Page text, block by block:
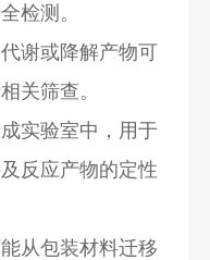
检测。
谢或降解产物可
关筛查。
成实验室中，用于
反应产物的定性
能从包装材料迁移